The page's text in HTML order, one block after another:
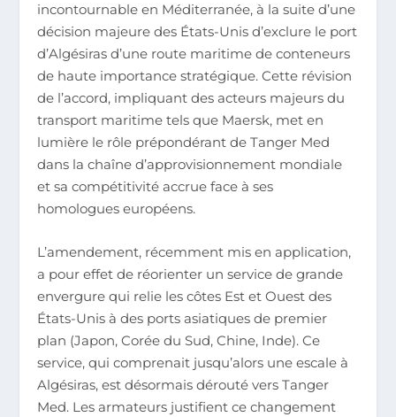
incontournable en Méditerranée, à la suite d’une
décision majeure des États-Unis d’exclure le port
d’Algésiras d’une route maritime de conteneurs
de haute importance stratégique. Cette révision
de l’accord, impliquant des acteurs majeurs du
transport maritime tels que Maersk, met en
lumière le rôle prépondérant de Tanger Med
dans la chaîne d’approvisionnement mondiale
et sa compétitivité accrue face à ses
homologues européens.
L’amendement, récemment mis en application,
a pour effet de réorienter un service de grande
envergure qui relie les côtes Est et Ouest des
États-Unis à des ports asiatiques de premier
plan (Japon, Corée du Sud, Chine, Inde). Ce
service, qui comprenait jusqu’alors une escale à
Algésiras, est désormais dérouté vers Tanger
Med. Les armateurs justifient ce changement